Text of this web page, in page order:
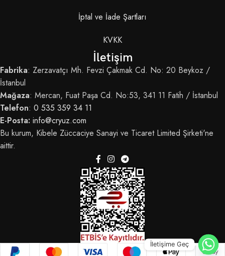
İptal ve İade Şartları
KVKK
İletişim
Fabrika: Zerzavatçı Mh. Fevzi Çakmak Cd. No: 20 Beykoz /
İstanbul
Mağaza: Mercan, Fuat Paşa Cd. No:53, 341 11 Fatih / İstanbul
Telefon: 0 535 359 34 11
E-Posta: info@cryuz.com
Bu kurum, Kibele Züccaciye Sanayi ve Ticaret Limited Şirketi'ne
aittir.
İletişime Geç